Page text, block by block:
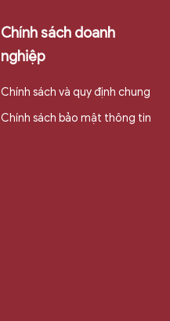
Chính sách doanh
nghiệp
Chính sách và quy định chung
Chính sách bảo mật thông tin